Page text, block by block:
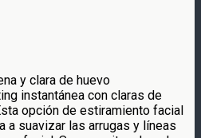
y clara de huevo
instantánea con claras de
opción de estiramiento facial
a suavizar las arrugas y líneas